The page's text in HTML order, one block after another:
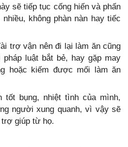
sẽ tiếp tục cống hiến và phấn
không phàn nàn hay tiếc
trợ vận nên đi lại làm ăn cũng
luật bắt bẻ, hay gặp may
hoặc kiếm được mối làm ăn
tốt bụng, nhiệt tình của mình,
người xung quanh, vì vậy sẽ
giúp từ họ.